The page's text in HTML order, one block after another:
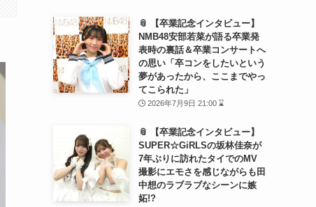
📎 【卒業記念インタビュー】
NMB48安部若菜が語る卒業発
表時の裏話＆卒業コンサートへ
の思い「卒コンをしたいという
夢があったから、ここまでやっ
てこられた」
2026年7月9日 21:00 ⌛
📎 【卒業記念インタビュー】
SUPER☆GiRLSの坂林佳奈が
7年ぶりに訪れたタイでのMV
撮影にエモさを感じながらも田
中想のラブラブなシーンに嫉
妬!?